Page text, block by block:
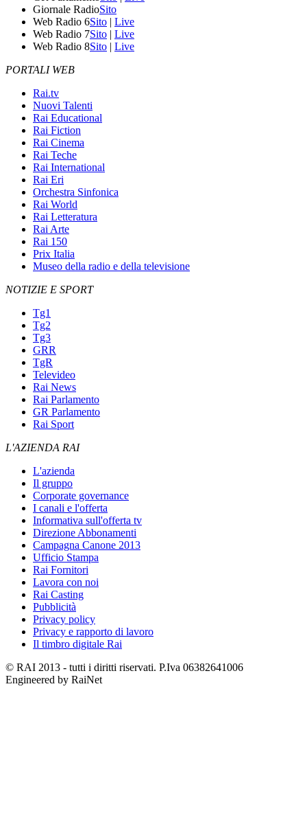
Giornale RadioSito
Web Radio 6Sito | Live
Web Radio 7Sito | Live
Web Radio 8Sito | Live
PORTALI WEB
Rai.tv
Nuovi Talenti
Rai Educational
Rai Fiction
Rai Cinema
Rai Teche
Rai International
Rai Eri
Orchestra Sinfonica
Rai World
Rai Letteratura
Rai Arte
Rai 150
Prix Italia
Museo della radio e della televisione
NOTIZIE E SPORT
Tg1
Tg2
Tg3
GRR
TgR
Televideo
Rai News
Rai Parlamento
GR Parlamento
Rai Sport
L'AZIENDA RAI
L'azienda
Il gruppo
Corporate governance
I canali e l'offerta
Informativa sull'offerta tv
Direzione Abbonamenti
Campagna Canone 2013
Ufficio Stampa
Rai Fornitori
Lavora con noi
Rai Casting
Pubblicità
Privacy policy
Privacy e rapporto di lavoro
Il timbro digitale Rai
© RAI 2013 - tutti i diritti riservati. P.Iva 06382641006
Engineered by RaiNet